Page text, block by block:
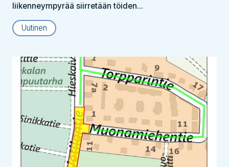
liikenneympyrää siirretään töiden...
Uutinen